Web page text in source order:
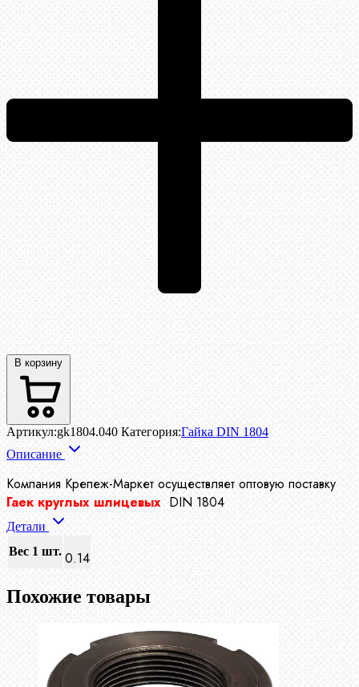
В корзину
Артикул:gk1804.040 Категория:Гайка DIN 1804
Описание
Компания Крепеж-Маркет осуществляет оптовую поставку
Гаек круглых шлицевых DIN 1804
Детали
Вес 1 шт. 0.14
Похожие товары